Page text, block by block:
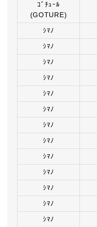
ｺﾞﾁｭｰﾙ
(GOTURE)
ｼﾏﾉ
ｼﾏﾉ
ｼﾏﾉ
ｼﾏﾉ
ｼﾏﾉ
ｼﾏﾉ
ｼﾏﾉ
ｼﾏﾉ
ｼﾏﾉ
ｼﾏﾉ
ｼﾏﾉ
ｼﾏﾉ
ｼﾏﾉ